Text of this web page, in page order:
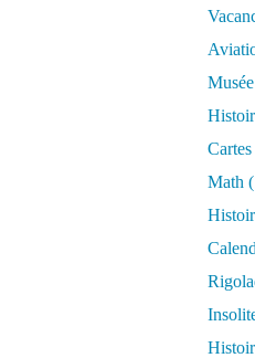
Musée
Math